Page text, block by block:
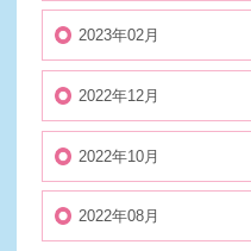
2023年02月
2022年12月
2022年10月
2022年08月